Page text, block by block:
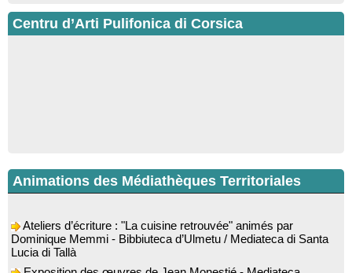
Centru d’Arti Pulifonica di Corsica
Animations des Médiathèques Territoriales
Dominique Memmi - Bibbiuteca d’Ulmetu / Mediateca di Santa
Lucia di Tallà
Exposition des œuvres de Jean Monestié - Mediateca